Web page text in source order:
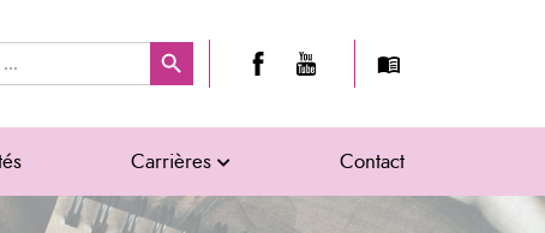
Search Button
Carrières Contact